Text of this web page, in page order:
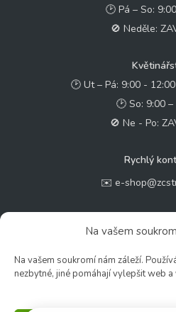
Na vašem
Na vašem soukromí nám záleží.
nezbytné, jiné pomáhají vylepšit web a
🕑 Pá – So:
🚫 Neděle:
🕑 Ut – Pá: 9:00 -
🕑 So: 9:00
🚫 Ne - Po:
Rychlý
✉️ e-